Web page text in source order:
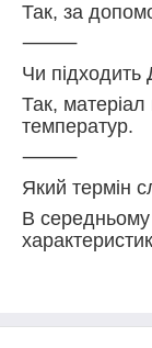
Так, за
⸻
Чи
Так, матеріал
температур.
⸻
Який термін
В середньому